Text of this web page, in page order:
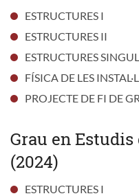
ESTRUCTURES I
ESTRUCTURES II
ESTRUCTURES
FÍSICA DE LES
PROJECTE DE FI DE
Grau en
(2024)
ESTRUCTURES I